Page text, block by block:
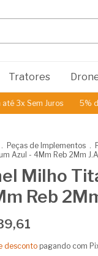
Tratores
Sem Juros 5% de
. Peças de Implementos .
Azul - 4Mm Reb 2Mm
Milho
Reb
desconto pagando com